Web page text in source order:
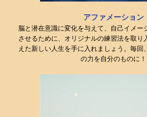
アファメーション
脳と潜在意識に変化を与えて、自己イメー
させるために、オリジナルの練習法を取り
えた新しい人生を手に入れましょう。毎回
の力を自分のものに！